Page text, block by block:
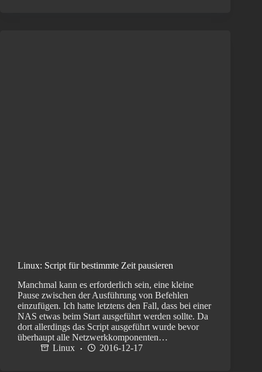
Linux: Script für bestimmte Zeit pausieren
Manchmal kann es erforderlich sein, eine kleine
Pause zwischen der Ausführung von Befehlen
einzufügen. Ich hatte letztens den Fall, dass bei einer
NAS etwas beim Start ausgeführt werden sollte. Da
dort allerdings das Script ausgeführt wurde bevor
überhaupt alle Netzwerkkomponenten…
Linux
2016-12-17